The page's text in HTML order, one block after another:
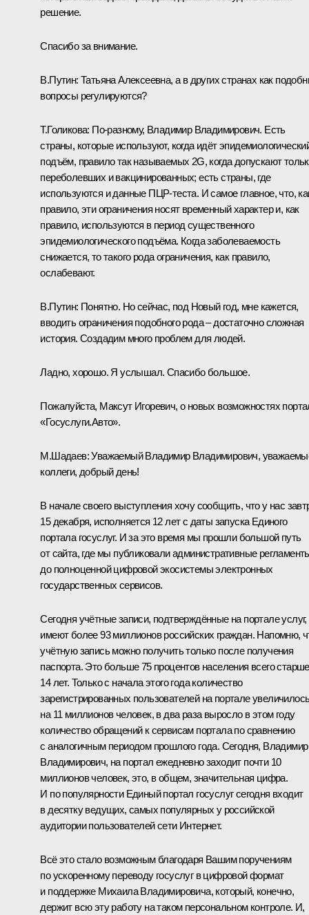
решение.
Спасибо за внимание.
В.Путин: Татьяна Алексеевна, а в других странах как
вопросы регулируются?
Т.Голикова: По-разному, Владимир Владимирович. Есть
страны, которые используют, когда идёт
подъём, правило так называемых 2G, когда допускают
переболевших и вакцинированных; есть страны, где
используются и данные ПЦР-теста. И самое главное, что,
правило, эти ограничения носят временный характер и, как
правило, используются в период существенного
эпидемиологического подъёма. Когда заболеваемость
снижается, то такого рода ограничения, как правило,
ослабевают.
В.Путин: Понятно. Но сейчас, под Новый год, мне кажется,
вводить ограничения подобного рода – достаточно сложная
история. Создадим много проблем для людей.
Ладно, хорошо. Я услышал. Спасибо большое.
Пожалуйста, Максут Игоревич, о новых возможностях
«Госуслуги.Авто».
М.Шадаев:Уважаемый Владимир Владимирович,
коллеги, добрый день!
В начале своего выступления хочу сообщить, что у нас
15 декабря, исполняется 12 лет с даты запуска Единого
портала госуслуг. И за это время мы прошли большой путь
от сайта, где мы публиковали административные
до полноценной цифровой экосистемы электронных
государственных сервисов.
Сегодня учётные записи, подтверждённые на портале услуг,
имеют более 93 миллионов российских граждан. Напомню,
учётную запись можно получить только после получения
паспорта. Это больше 75 процентов населения всего старше
14 лет. Только с начала этого года количество
зарегистрированных пользователей на портале
на 11 миллионов человек, в два раза выросло в этом году
количество обращений к сервисам портала по сравнению
с аналогичным периодом прошлого года. Сегодня, Владимир
Владимирович, на портал ежедневно заходит почти 10
миллионов человек, это, в общем, значительная цифра.
И по популярности Единый портал госуслуг сегодня входит
в десятку ведущих, самых популярных у российской
аудитории пользователей сети Интернет.
Всё это стало возможным благодаря Вашим поручениям
по ускоренному переводу госуслуг в цифровой формат
и поддержке Михаила Владимировича, который, конечно,
держит всю эту работу на таком персональном контроле. И,